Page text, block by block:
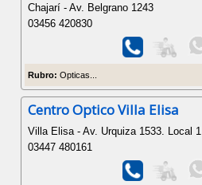
Chajarí - Av. Belgrano 1243
03456 420830
Rubro: Opticas...
Centro Optico Villa Elisa
Villa Elisa - Av. Urquiza 1533. Local 1
03447 480161